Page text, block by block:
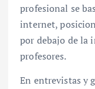
profesional se
internet,
por debajo de la
profesores.
En entrevistas y